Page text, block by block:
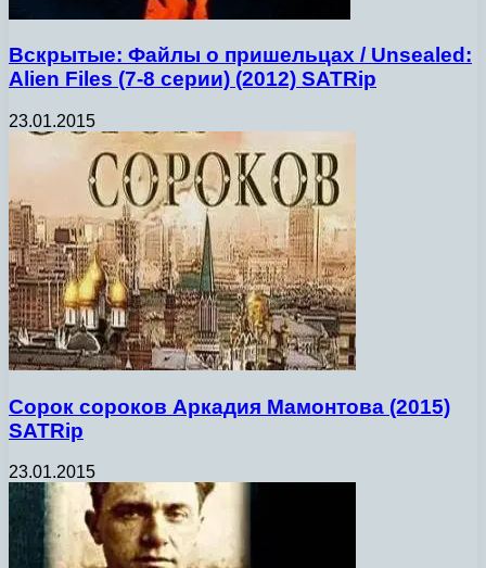
Вскрытые: Файлы о пришельцах / Unsealed:
Alien Files (7-8 серии) (2012) SATRip
23.01.2015
Сорок сороков Аркадия Мамонтова (2015)
SATRip
23.01.2015